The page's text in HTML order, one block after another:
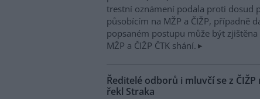
trestní oznámení podala proti dosud
působícím na MŽP a ČIŽP, případně
popsaném postupu může být
MŽP a ČIŽP ČTK shání.
Ředitelé odborů i mluvčí se z
řekl Straka